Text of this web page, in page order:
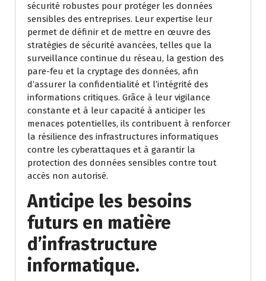
sécurité robustes pour protéger les données
sensibles des entreprises. Leur expertise leur
permet de définir et de mettre en œuvre des
stratégies de sécurité avancées, telles que la
surveillance continue du réseau, la gestion des
pare-feu et la cryptage des données, afin
d’assurer la confidentialité et l’intégrité des
informations critiques. Grâce à leur vigilance
constante et à leur capacité à anticiper les
menaces potentielles, ils contribuent à renforcer
la résilience des infrastructures informatiques
contre les cyberattaques et à garantir la
protection des données sensibles contre tout
accès non autorisé.
Anticipe les besoins
futurs en matière
d’infrastructure
informatique.